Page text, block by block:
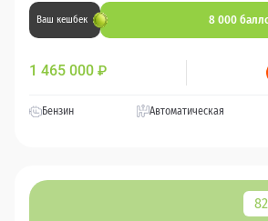
Ваш кешбек 8 000
1 465 000 ₽
Бензин Автоматическая